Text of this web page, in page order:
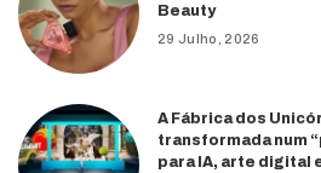
Beauty
29 Julho, 2026
A Fábrica dos
transformada num
para IA, arte digital